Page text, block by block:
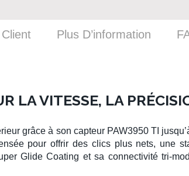
LA VITESSE, LA
grâce à son capteur PAW3950 TI
pour offrir des clics plus nets, une
Glide Coating et sa connectivité tri-
Plus D’information